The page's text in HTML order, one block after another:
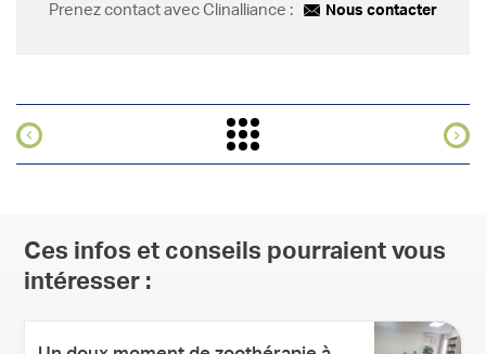
Prenez contact avec Clinalliance : Nous contacter
Ces infos et conseils pourraient vous
intéresser :